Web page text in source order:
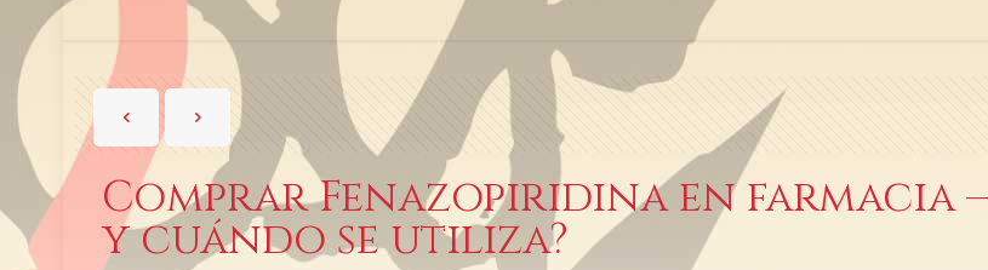
Comprar Fenazopiridina​ en farmacia
y cuándo se utiliza?